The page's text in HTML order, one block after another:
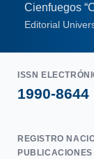
Cienfuegos
Editorial
ISSN
1990-8644
REGISTRO
PUBLICACIONES